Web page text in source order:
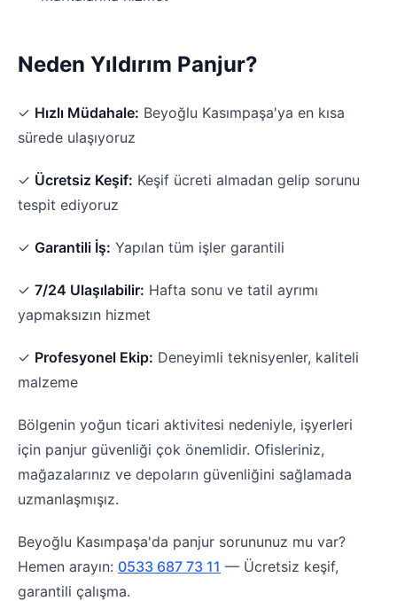
Neden Yıldırım Panjur?
✓ Hızlı Müdahale: Beyoğlu Kasımpaşa'ya en kısa
sürede ulaşıyoruz
✓ Ücretsiz Keşif: Keşif ücreti almadan gelip sorunu
tespit ediyoruz
✓ Garantili İş: Yapılan tüm işler garantili
✓ 7/24 Ulaşılabilir: Hafta sonu ve tatil ayrımı
yapmaksızın hizmet
✓ Profesyonel Ekip: Deneyimli teknisyenler, kaliteli
malzeme
Bölgenin yoğun ticari aktivitesi nedeniyle, işyerleri
için panjur güvenliği çok önemlidir. Ofisleriniz,
mağazalarınız ve depoların güvenliğini sağlamada
uzmanlaşmışız.
Beyoğlu Kasımpaşa'da panjur sorununuz mu var?
Hemen arayın: 0533 687 73 11 — Ücretsiz keşif,
garantili çalışma.